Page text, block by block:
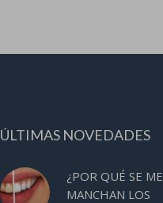
ÚLTIMAS NOVEDADES
¿POR QUÉ SE ME
MANCHAN LOS